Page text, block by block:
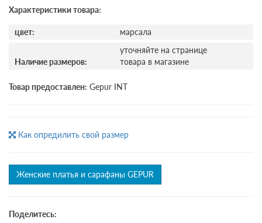
Характеристики товара:
цвет: марсала
Наличие размеров:
уточняйте на странице
товара в магазине
Товар предоставлен: Gepur INT
Как опредилить свой размер
Женские платья и сарафаны GEPUR
Поделитесь: